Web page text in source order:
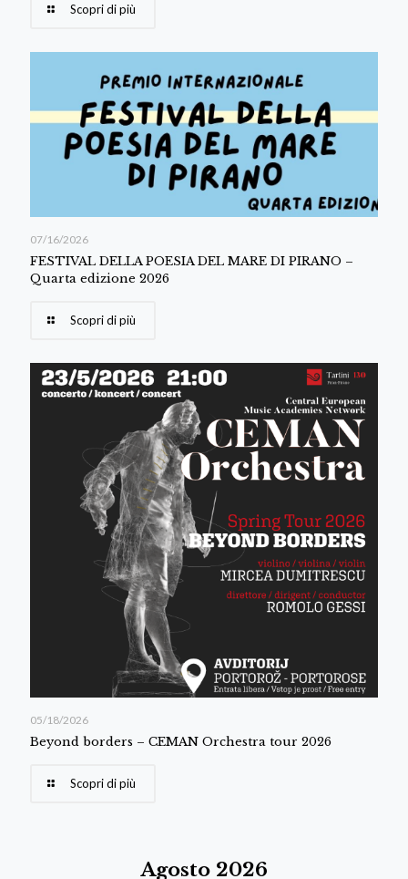
Scopri di più
07/16/2026
FESTIVAL DELLA POESIA DEL MARE DI PIRANO –
Quarta edizione 2026
Scopri di più
05/18/2026
Beyond borders – CEMAN Orchestra tour 2026
Scopri di più
Agosto 2026